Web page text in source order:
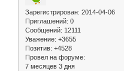
Зарегистрирован: 2014-04-06
Приглашений: 0
Сообщений: 12111
Уважение: +3655
Позитив: +4528
Провел на форуме:
7 месяцев 3 дня